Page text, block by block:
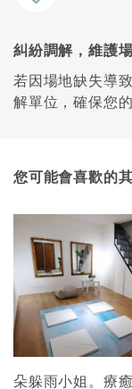
糾紛調解，維護
若因場地缺失導
解單位，確保您
您可能會喜歡的
朵躲雨小姐。療